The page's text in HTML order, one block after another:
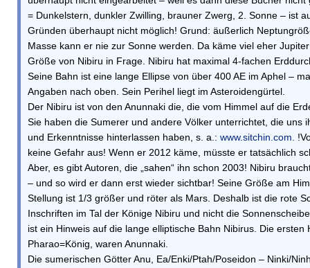
= Dunkelstern, dunkler Zwilling, brauner Zwerg, 2. Sonne – ist
Gründen überhaupt nicht möglich! Grund: äußerlich
Masse kann er nie zur Sonne werden. Da käme viel eher
Größe von Nibiru in Frage. Nibiru hat maximal 4-fachen
Seine Bahn ist eine lange Ellipse von über 400 AE im Aphel –
Angaben nach oben. Sein Perihel liegt im Asteroidengürtel.
Der Nibiru ist von den Anunnaki die, die vom Himmel auf die
Sie haben die Sumerer und andere Völker unterrichtet, die uns
und Erkenntnisse hinterlassen haben, s. a.: www.sitchin.com.
keine Gefahr aus! Wenn er 2012 käme, müsste er tatsächlich
Aber, es gibt Autoren, die „sahen“ ihn schon 2003! Nibiru
– und so wird er dann erst wieder sichtbar! Seine Größe am
Stellung ist 1/3 größer und röter als Mars. Deshalb ist die rote
Inschriften im Tal der Könige Nibiru und nicht die
ist ein Hinweis auf die lange elliptische Bahn Nibirus. Die ersten
Pharao=König, waren Anunnaki.
Die sumerischen Götter Anu, Ea/Enki/Ptah/Poseidon – Ninki/